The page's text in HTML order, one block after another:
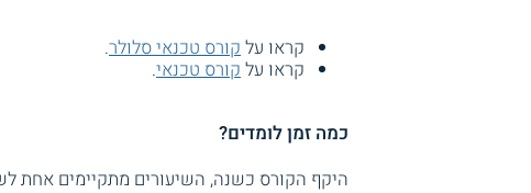
קראו עלקורס טכנאי סלולר.
קראו עלקורס טכנאי.
כמה זמן לומדים?
היקף הקורס כשנה, השיעורים מתקיימים אחת